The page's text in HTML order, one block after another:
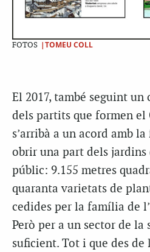
FOTOS |TOMEU COLL
El 2017, també seguint
dels partits que formen el
s’arribà a un acord amb
obrir una part dels
públic: 9.155 metres
quaranta varietats de
cedides per la família de
Però per a un sector de
suficient. Tot i que des de